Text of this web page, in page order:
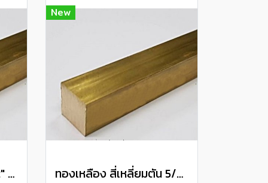
ทองเหลือง สี่เหลี่ยมตัน 2" Brass Square Bar แบ่งขายความยาว 10 เซนติเมตร
New
ทองเหลือง สี่เหลี่ยมตัน 5/8" Brass Square Bar แบ่งขายความยาว 10 เซนติเมตร